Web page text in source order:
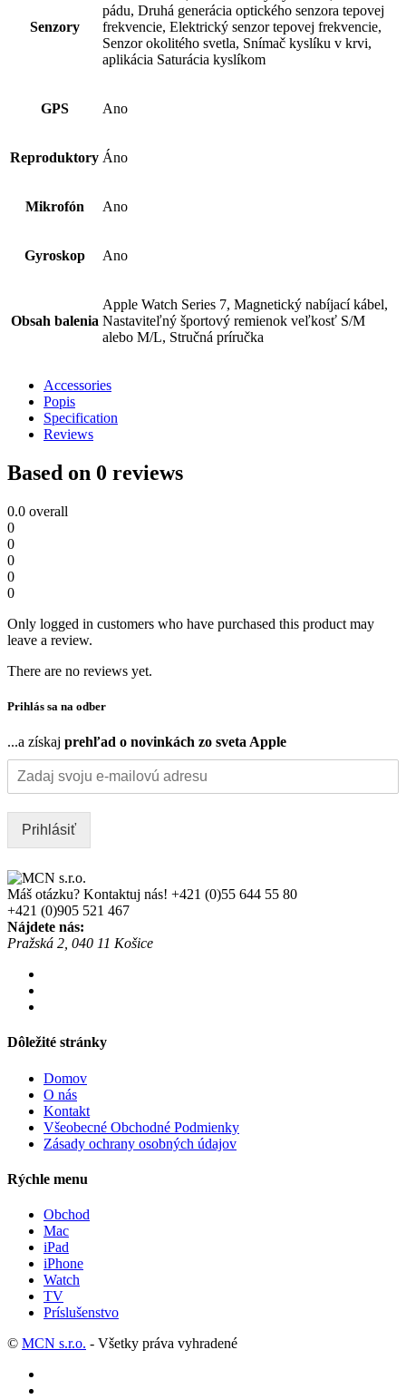
Senzory
pádu, Druhá generácia optického senzora tepovej
frekvencie, Elektrický senzor tepovej frekvencie,
Senzor okolitého svetla, Snímač kyslíku v krvi,
aplikácia Saturácia kyslíkom
GPS Ano
Reproduktory Áno
Mikrofón Ano
Gyroskop Ano
Obsah balenia
Apple Watch Series 7, Magnetický nabíjací kábel,
Nastaviteľný športový remienok veľkosť S/M
alebo M/L, Stručná príručka
Accessories
Popis
Specification
Reviews
Based on 0 reviews
0.0 overall
0
0
0
0
0
Only logged in customers who have purchased this product may
leave a review.
There are no reviews yet.
Prihlás sa na odber
...a získaj prehľad o novinkách zo sveta Apple
Prihlásiť
Máš otázku? Kontaktuj nás! +421 (0)55 644 55 80
+421 (0)905 521 467
Nájdete nás:
Pražská 2, 040 11 Košice
Dôležité stránky
Domov
O nás
Kontakt
Všeobecné Obchodné Podmienky
Zásady ochrany osobných údajov
Rýchle menu
Obchod
Mac
iPad
iPhone
Watch
TV
Príslušenstvo
© MCN s.r.o. - Všetky práva vyhradené